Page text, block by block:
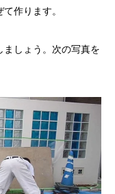
作ります。
ましょう。次の写真を